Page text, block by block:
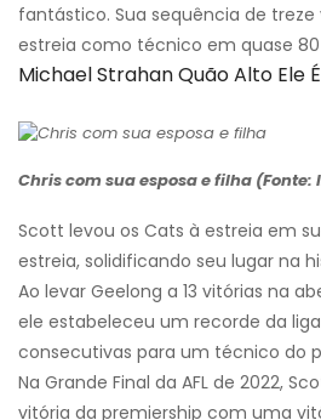
fantástico. Sua sequência de
estreia como técnico em quase 80
Michael Strahan Quão Alto Ele É
Chris com sua esposa e filha
Scott levou os Cats à estreia em
estreia, solidificando seu lugar na
Ao levar Geelong a 13 vitórias na
ele estabeleceu um recorde da
consecutivas para um técnico do
Na Grande Final da AFL de 2022,
vitória da premiership com uma